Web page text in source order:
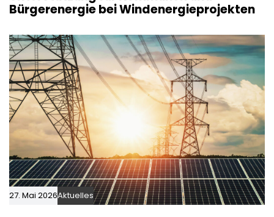
Bürgerenergie bei Windenergieprojekten
27. Mai 2026Aktuelles